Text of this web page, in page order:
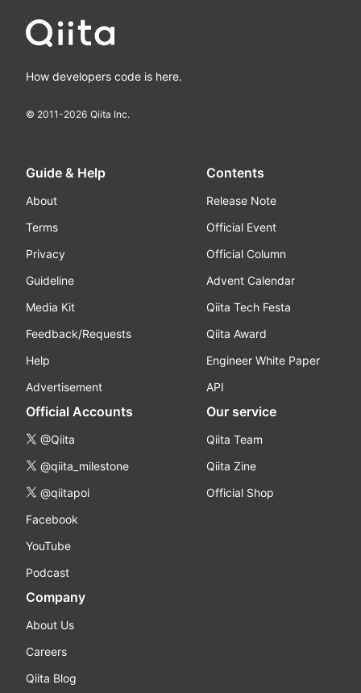
How developers code is here.
© 2011-2026 Qiita Inc.
Guide & Help
About
Terms
Privacy
Guideline
Media Kit
Feedback/Requests
Help
Advertisement
Contents
Release Note
Official Event
Official Column
Advent Calendar
Qiita Tech Festa
Qiita Award
Engineer White Paper
API
Official Accounts
@Qiita
@qiita_milestone
@qiitapoi
Facebook
YouTube
Podcast
Our service
Qiita Team
Qiita Zine
Official Shop
Company
About Us
Careers
Qiita Blog